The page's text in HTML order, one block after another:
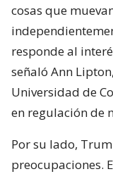
cosas que
responde al
señaló Ann
Universidad de
en regulación de
Por su lado,
preocupaciones.